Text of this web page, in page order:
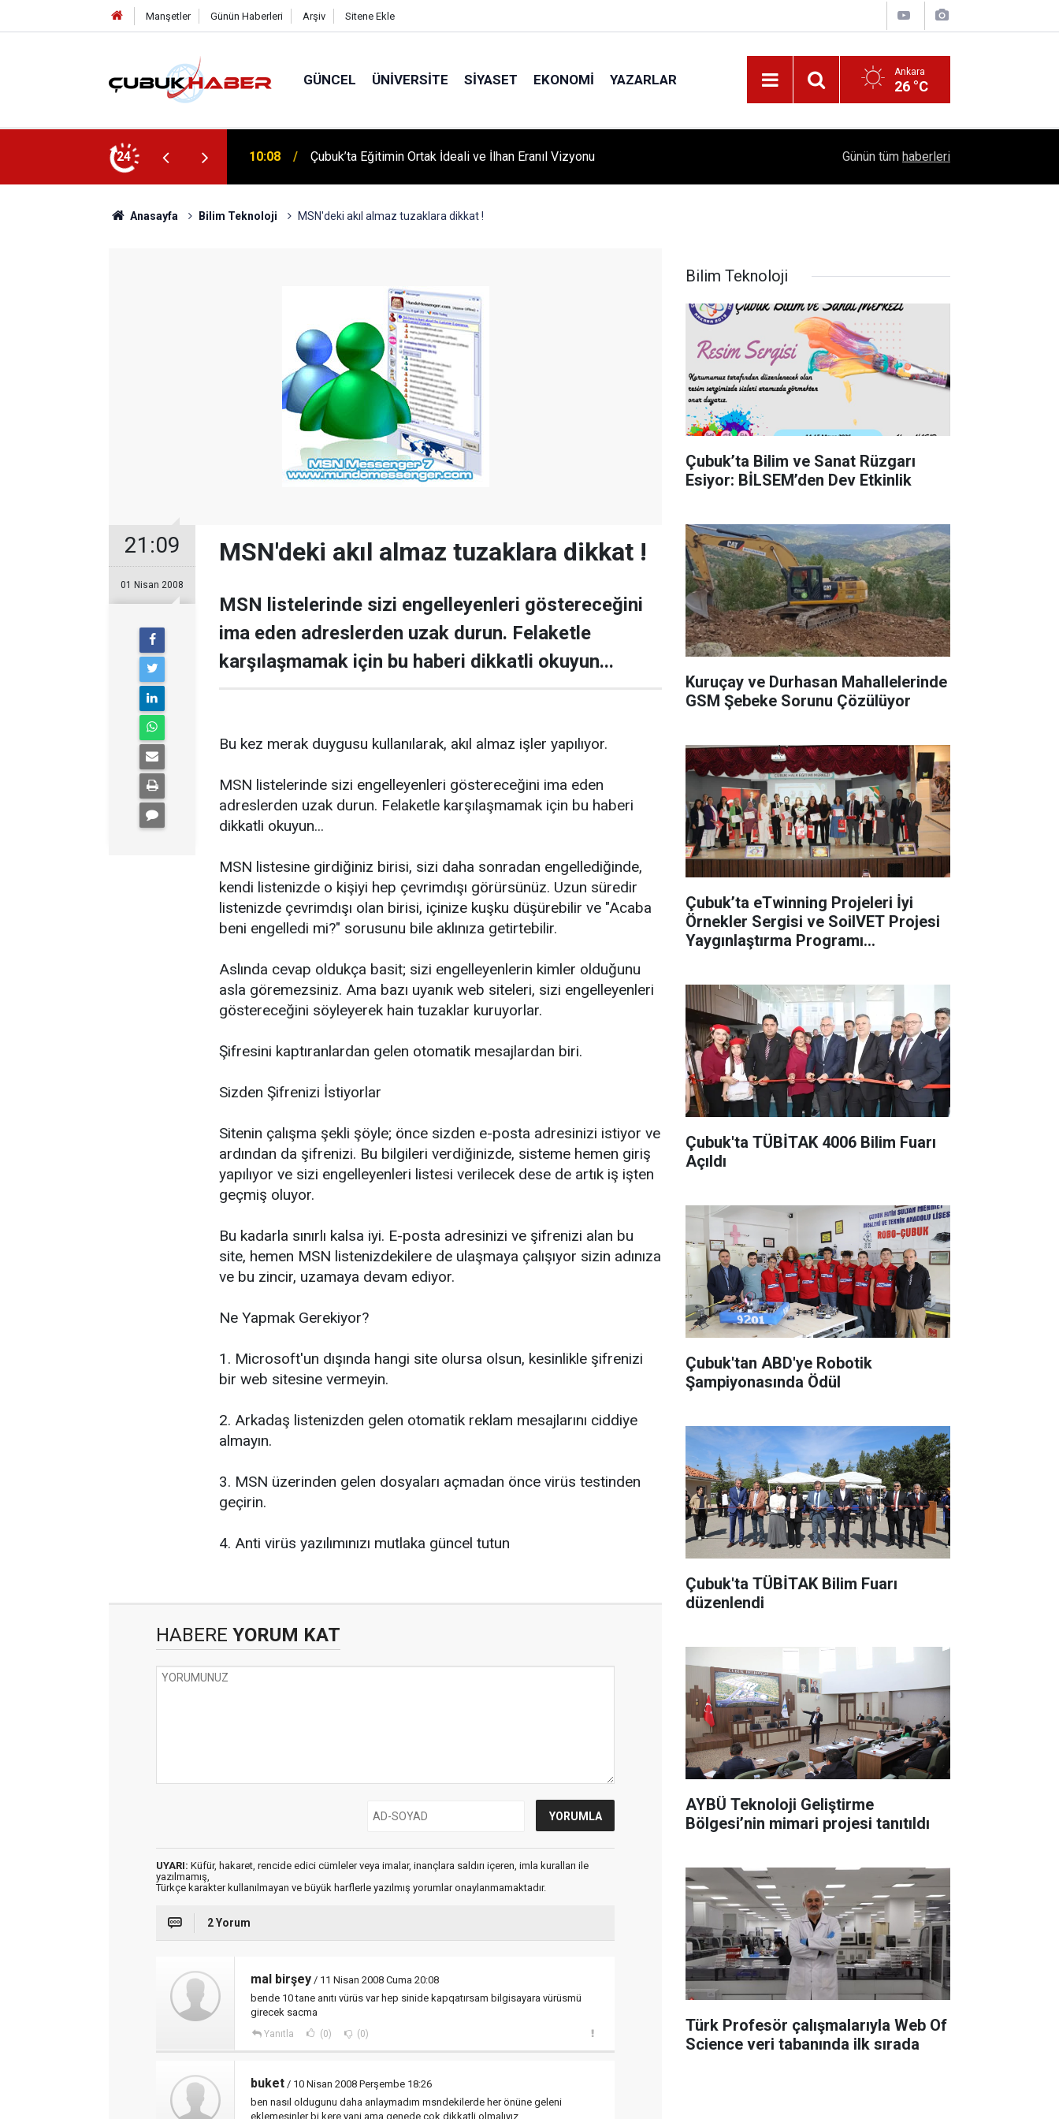
Manşetler Günün Haberleri Arşiv Sitene Ekle
GÜNCEL ÜNIVERSITE SIYASET EKONOMI YAZARLAR Ankara
26 °C
24 12:06 ÇUBUK’TA ‘YAZA MERHABA’ COŞKUSU: Kursiyerler Gönüllerince Eğlendi! 1504 Kep, Tek Bir Hedef: Bilim Kenti Çubuk
Günün tüm haberleri
Anasayfa Bilim Teknoloji MSN'deki akıl almaz tuzaklara dikkat !
21:09
01 Nisan 2008
MSN'deki akıl almaz tuzaklara dikkat !
MSN listelerinde sizi engelleyenleri göstereceğini
ima eden adreslerden uzak durun. Felaketle
karşılaşmamak için bu haberi dikkatli okuyun...
Bu kez merak duygusu kullanılarak, akıl almaz işler yapılıyor.
MSN listelerinde sizi engelleyenleri göstereceğini ima eden
adreslerden uzak durun. Felaketle karşılaşmamak için bu haberi
dikkatli okuyun...
MSN listesine girdiğiniz birisi, sizi daha sonradan engellediğinde,
kendi listenizde o kişiyi hep çevrimdışı görürsünüz. Uzun süredir
listenizde çevrimdışı olan birisi, içinize kuşku düşürebilir ve "Acaba
beni engelledi mi?" sorusunu bile aklınıza getirtebilir.
Aslında cevap oldukça basit; sizi engelleyenlerin kimler olduğunu
asla göremezsiniz. Ama bazı uyanık web siteleri, sizi engelleyenleri
göstereceğini söyleyerek hain tuzaklar kuruyorlar.
Şifresini kaptıranlardan gelen otomatik mesajlardan biri.
Sizden Şifrenizi İstiyorlar
Sitenin çalışma şekli şöyle; önce sizden e-posta adresinizi istiyor ve
ardından da şifrenizi. Bu bilgileri verdiğinizde, sisteme hemen giriş
yapılıyor ve sizi engelleyenleri listesi verilecek dese de artık iş işten
geçmiş oluyor.
Bu kadarla sınırlı kalsa iyi. E-posta adresinizi ve şifrenizi alan bu
site, hemen MSN listenizdekilere de ulaşmaya çalışıyor sizin adınıza
ve bu zincir, uzamaya devam ediyor.
Ne Yapmak Gerekiyor?
1. Microsoft'un dışında hangi site olursa olsun, kesinlikle şifrenizi
bir web sitesine vermeyin.
2. Arkadaş listenizden gelen otomatik reklam mesajlarını ciddiye
almayın.
3. MSN üzerinden gelen dosyaları açmadan önce virüs testinden
geçirin.
4. Anti virüs yazılımınızı mutlaka güncel tutun
HABERE YORUM KAT
UYARI: Küfür, hakaret, rencide edici cümleler veya imalar, inançlara saldırı içeren, imla kuralları ile
yazılmamış,
Türkçe karakter kullanılmayan ve büyük harflerle yazılmış yorumlar onaylanmamaktadır.
2 Yorum
mal birşey / 11 Nisan 2008 Cuma 20:08
bende 10 tane anıtı vürüs var hep sinide kapqatırsam bilgisayara vürüsmü
girecek sacma
Yanıtla (0) (0)
buket / 10 Nisan 2008 Perşembe 18:26
ben nasıl oldugunu daha anlaymadım msndekilerde her önüne geleni
eklemesinler bi kere yani ama genede çok dikkatli olmalıyız
Bilim Teknoloji
Çubuk’ta Bilim ve Sanat Rüzgarı
Esiyor: BİLSEM’den Dev Etkinlik
Kuruçay ve Durhasan Mahallelerinde
GSM Şebeke Sorunu Çözülüyor
Çubuk’ta eTwinning Projeleri İyi
Örnekler Sergisi ve SoilVET Projesi
Yaygınlaştırma Programı
Çubuk'ta TÜBİTAK 4006 Bilim Fuarı
Açıldı
Çubuk'tan ABD'ye Robotik
Şampiyonasında Ödül
Çubuk'ta TÜBİTAK Bilim Fuarı
düzenlendi
AYBÜ Teknoloji Geliştirme
Bölgesi’nin mimari projesi tanıtıldı
Türk Profesör çalışmalarıyla Web Of
Science veri tabanında ilk sırada